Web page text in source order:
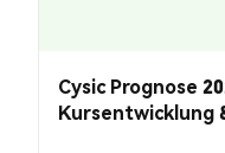
Cysic Prognose
Kursentwicklung